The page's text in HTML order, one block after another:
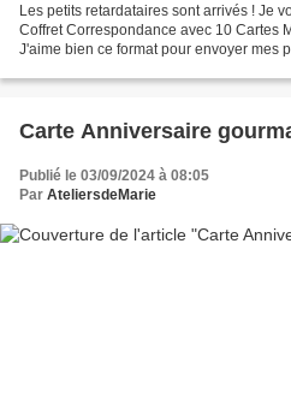
Les petits retardataires sont arrivés ! Je
Coffret Correspondance avec 10 Cartes
J'aime bien ce format pour envoyer mes
Carte Anniversaire
Publié le 03/09/2024 à 08:05
Par AteliersdeMarie